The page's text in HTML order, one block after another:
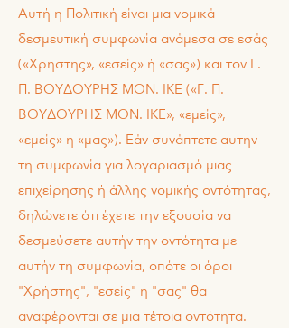
Αυτή η Πολιτική είναι μια νομικά
δεσμευτική συμφωνία ανάμεσα σε εσάς
(«Χρήστης», «εσείς» ή «σας») και τον Γ.
Π. ΒΟΥΔΟΥΡΗΣ ΜΟΝ. ΙΚΕ («Γ. Π.
ΒΟΥΔΟΥΡΗΣ ΜΟΝ. ΙΚΕ», «εμείς»,
«εμείς» ή «μας»). Εάν συνάπτετε αυτήν
τη συμφωνία για λογαριασμό μιας
επιχείρησης ή άλλης νομικής οντότητας,
δηλώνετε ότι έχετε την εξουσία να
δεσμεύσετε αυτήν την οντότητα με
αυτήν τη συμφωνία, οπότε οι όροι
"Χρήστης", "εσείς" ή "σας" θα
αναφέρονται σε μια τέτοια οντότητα.